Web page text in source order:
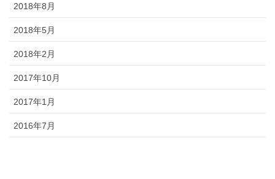
2018年8月
2018年5月
2018年2月
2017年10月
2017年1月
2016年7月